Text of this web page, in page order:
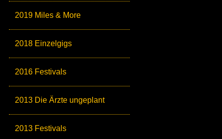
2019 Miles & More
2018 Einzelgigs
2016 Festivals
2013 Die Ärzte ungeplant
2013 Festivals